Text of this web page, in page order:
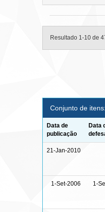
Resultado 1-10 de
Conjunto de itens:
Data de
publicação
Data
21-Jan-2010
1-Set-2006 1-